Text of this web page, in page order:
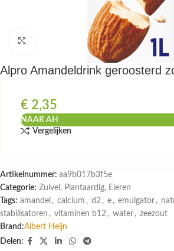
Klik om te vergroten
Alpro Amandeldrink geroosterd
€ 2,35
NAAR AH
Vergelijken
Artikelnummer: aa9b017b3f5e
Categorie: Zuivel, Plantaardig, Eieren
Tags: amandel , calcium , d2 , e , emulgator ,
stabilisatoren , vitaminen b12 , water , zeezout
Brand:Albert Heijn
Delen: